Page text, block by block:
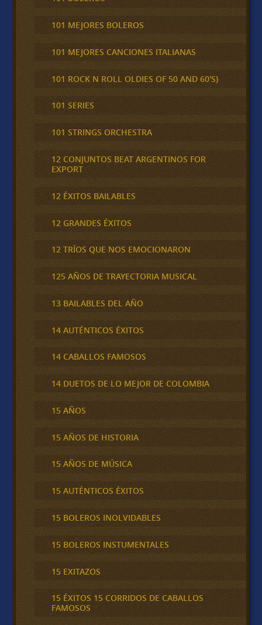
101 MEJORES BOLEROS
101 MEJORES CANCIONES ITALIANAS
101 ROCK N ROLL OLDIES OF 50 AND 60'S}
101 SERIES
101 STRINGS ORCHESTRA
12 CONJUNTOS BEAT ARGENTINOS FOR
EXPORT
12 ÉXITOS BAILABLES
12 GRANDES ÉXITOS
12 TRÍOS QUE NOS EMOCIONARON
125 AÑOS DE TRAYECTORIA MUSICAL
13 BAILABLES DEL AÑO
14 AUTÉNTICOS ÉXITOS
14 CABALLOS FAMOSOS
14 DUETOS DE LO MEJOR DE COLOMBIA
15 AÑOS
15 AÑOS DE HISTORIA
15 AÑOS DE MÚSICA
15 AUTÉNTICOS ÉXITOS
15 BOLEROS INOLVIDABLES
15 BOLEROS INSTUMENTALES
15 EXITAZOS
15 ÉXITOS 15 CORRIDOS DE CABALLOS
FAMOSOS